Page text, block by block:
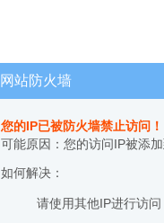
网站防火墙
您的IP已被防火墙禁止访问！
可能原因：您的访问IP被添
如何解决：
请使用其他IP进行访